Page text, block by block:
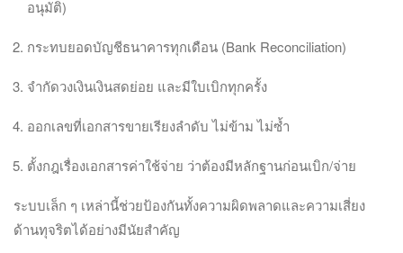
อนุมัติ)
กระทบยอดบัญชีธนาคารทุกเดือน (Bank Reconciliation)
จำกัดวงเงินเงินสดย่อย และมีใบเบิกทุกครั้ง
ออกเลขที่เอกสารขายเรียงลำดับ ไม่ข้าม ไม่ซ้ำ
ตั้งกฎเรื่องเอกสารค่าใช้จ่าย ว่าต้องมีหลักฐานก่อนเบิก/จ่าย
ระบบเล็ก ๆ เหล่านี้ช่วยป้องกันทั้งความผิดพลาดและความเสี่ยง
ด้านทุจริตได้อย่างมีนัยสำคัญ